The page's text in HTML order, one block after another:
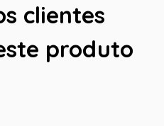
clientes
produto